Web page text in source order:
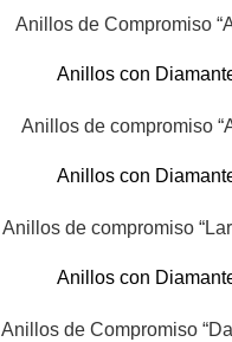
Anillos de Compromiso
Anillos con
Anillos de compromiso
Anillos con
Anillos de compromiso
Anillos con
Anillos de Compromiso